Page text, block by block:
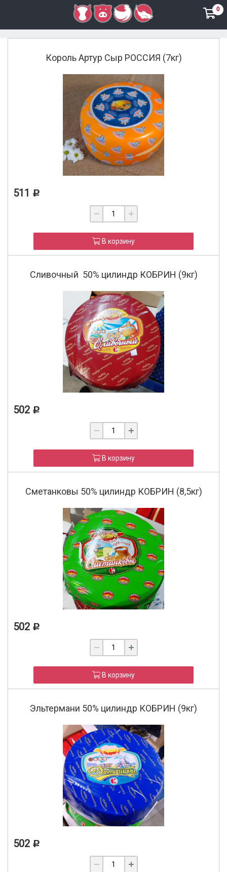
0
Сыры
Король Артур Сыр РОССИЯ (7кг)
511 Р
В корзину
Сливочный 50% цилиндр КОБРИН (9кг)
502 Р
В корзину
Сметанковы 50% цилиндр КОБРИН (8,5кг)
502 Р
В корзину
Эльтермани 50% цилиндр КОБРИН (9кг)
502 Р